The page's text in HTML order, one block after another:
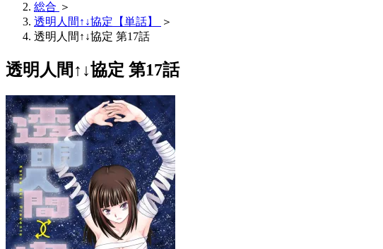
総合 ＞
透明人間↑↓協定【単話】
＞
透明人間↑↓協定 第17話
透明人間↑↓協定 第17話